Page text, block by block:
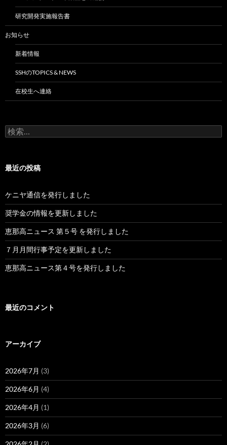
研究開発実施報告書
お知らせ
新着情報
SSHのTOPICS & NEWS
在校生へ連絡
検
索:
最近の投稿
ケニヤ通信を発行しました
奨学金の情報を更新しました
恵那高ニュース 第５号 を発行しました
７月月間行事予定を更新しました
恵那高ニュース第４号を発行しました
最近のコメント
アーカイブ
2026年7月 (3)
2026年6月 (4)
2026年4月 (1)
2026年3月 (6)